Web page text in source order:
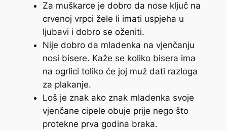
Za muškarce je dobro da nose ključ na
crvenoj vrpci žele li imati uspjeha u
ljubavi i dobro se oženiti.
Nije dobro da mladenka na vjenčanju
nosi bisere. Kaže se koliko bisera ima
na ogrlici toliko će joj muž dati razloga
za plakanje.
Loš je znak ako znak mladenka svoje
vjenčane cipele obuje prije nego što
protekne prva godina braka.